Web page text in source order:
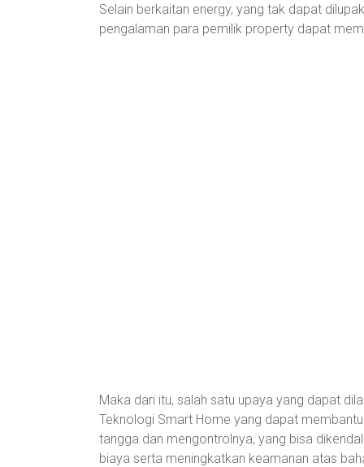
Selain berkaitan energy, yang tak dapat
pengalaman para pemilik property dapat
Maka dari itu, salah satu upaya yang dapat
Teknologi Smart Home yang dapat
tangga dan mengontrolnya, yang bisa
biaya serta meningkatkan keamanan atas